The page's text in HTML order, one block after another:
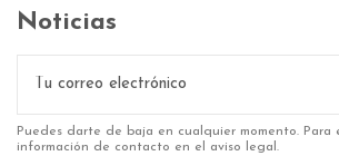
Noticias
Puedes darte de baja en cualquier momento. Para
información de contacto en el aviso legal.